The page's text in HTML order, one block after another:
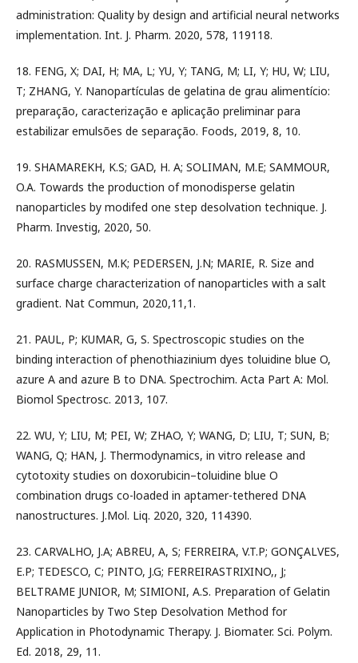
administration: Quality by design and artificial neural networks
implementation. Int. J. Pharm. 2020, 578, 119118.
18. FENG, X; DAI, H; MA, L; YU, Y; TANG, M; LI, Y; HU, W; LIU,
T; ZHANG, Y. Nanopartículas de gelatina de grau alimentício:
preparação, caracterização e aplicação preliminar para
estabilizar emulsões de separação. Foods, 2019, 8, 10.
19. SHAMAREKH, K.S; GAD, H. A; SOLIMAN, M.E; SAMMOUR,
O.A. Towards the production of monodisperse gelatin
nanoparticles by modifed one step desolvation technique. J.
Pharm. Investig, 2020, 50.
20. RASMUSSEN, M.K; PEDERSEN, J.N; MARIE, R. Size and
surface charge characterization of nanoparticles with a salt
gradient. Nat Commun, 2020,11,1.
21. PAUL, P; KUMAR, G, S. Spectroscopic studies on the
binding interaction of phenothiazinium dyes toluidine blue O,
azure A and azure B to DNA. Spectrochim. Acta Part A: Mol.
Biomol Spectrosc. 2013, 107.
22. WU, Y; LIU, M; PEI, W; ZHAO, Y; WANG, D; LIU, T; SUN, B;
WANG, Q; HAN, J. Thermodynamics, in vitro release and
cytotoxity studies on doxorubicin–toluidine blue O
combination drugs co-loaded in aptamer-tethered DNA
nanostructures. J.Mol. Liq. 2020, 320, 114390.
23. CARVALHO, J.A; ABREU, A, S; FERREIRA, V.T.P; GONÇALVES,
E.P; TEDESCO, C; PINTO, J.G; FERREIRASTRIXINO,, J;
BELTRAME JUNIOR, M; SIMIONI, A.S. Preparation of Gelatin
Nanoparticles by Two Step Desolvation Method for
Application in Photodynamic Therapy. J. Biomater. Sci. Polym.
Ed. 2018, 29, 11.